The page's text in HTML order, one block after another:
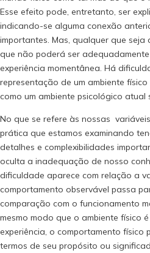
Esse efeito pode, entretanto, ser
indicando-se alguma conexão
importantes. Mas, qualquer que seja
que não poderá ser
experiência momentânea. Há
representação de um ambiente
como um ambiente psicológico atual
No que se refere às nossas
prática que estamos examinando
detalhes e complexibilidades
oculta a inadequação de nosso
dificuldade aparece com relação a
comportamento observável passa
comparação com o funcionamento
mesmo modo que o ambiente físico
experiência, o comportamento físico
termos de seu propósito ou